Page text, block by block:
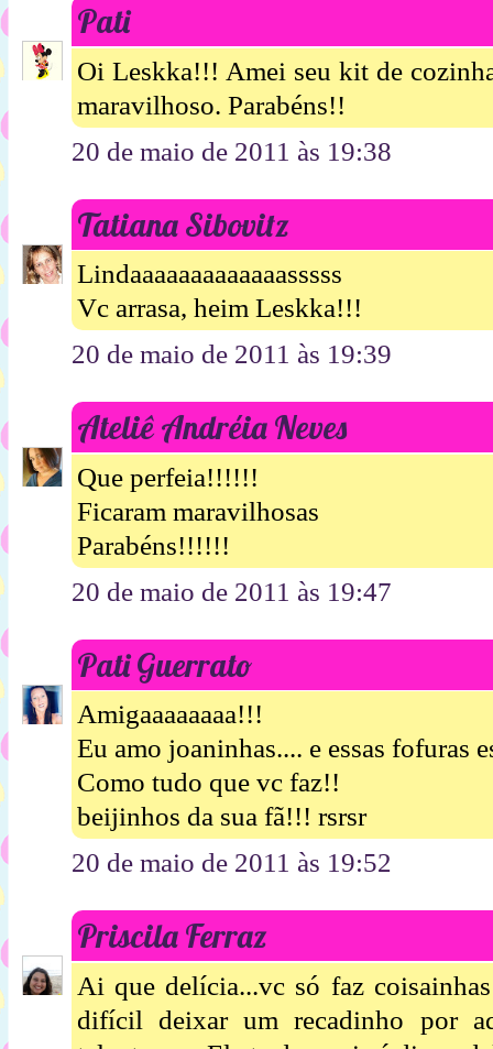
Pati
Oi Leskka!!! Amei seu kit de
maravilhoso. Parabéns!!
20 de maio de 2011 às 19:38
Tatiana Sibovitz
Lindaaaaaaaaaaaaasssss
Vc arrasa, heim Leskka!!!
20 de maio de 2011 às 19:39
Ateliê Andréia Neves
Que perfeia!!!!!!
Ficaram maravilhosas
Parabéns!!!!!!
20 de maio de 2011 às 19:47
Pati Guerrato
Amigaaaaaaaa!!!
Eu amo joaninhas.... e essas fofuras
Como tudo que vc faz!!
beijinhos da sua fã!!! rsrsr
20 de maio de 2011 às 19:52
Priscila Ferraz
Ai que delícia...vc só faz
difícil deixar um recadinho por